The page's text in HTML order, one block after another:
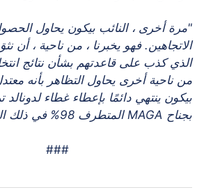
"مرة أخرى ، النائب بيكون يحاول
الاتجاهين. فهو يخبرنا ، من ناحية ، أن
من ناحية أخرى يحاول التظاهر بأنه
بيكون ينتهي دائمًا بإعطاء غطاء
بجناح MAGA المتطرف 98% في ذلك الوقت ".
###